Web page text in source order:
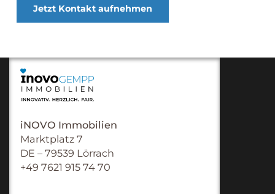
Jetzt Kontakt aufnehmen
iNOVO Immobilien
Marktplatz 7
DE – 79539 Lörrach
+49 7621 915 74 70